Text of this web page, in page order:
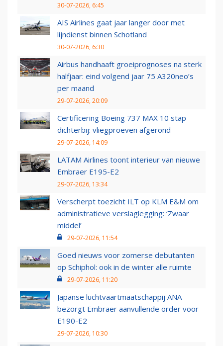
30-07-2026, 6:45
AIS Airlines gaat jaar langer door met
lijndienst binnen Schotland
30-07-2026, 6:30
Airbus handhaaft groeiprognoses na sterk
halfjaar: eind volgend jaar 75 A320neo’s
per maand
29-07-2026, 20:09
Certificering Boeing 737 MAX 10 stap
dichterbij: vliegproeven afgerond
29-07-2026, 14:09
LATAM Airlines toont interieur van nieuwe
Embraer E195-E2
29-07-2026, 13:34
Verscherpt toezicht ILT op KLM E&M om
administratieve verslaglegging: ‘Zwaar
middel’
29-07-2026, 11:54
Goed nieuws voor zomerse debutanten
op Schiphol: ook in de winter alle ruimte
29-07-2026, 11:20
Japanse luchtvaartmaatschappij ANA
bezorgt Embraer aanvullende order voor
E190-E2
29-07-2026, 10:30